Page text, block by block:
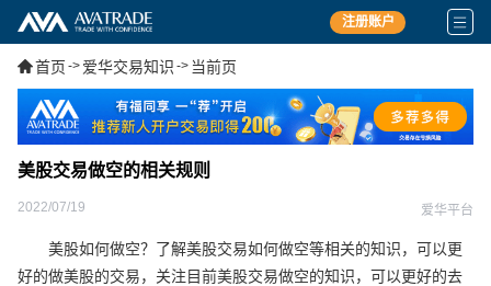
注册账户
首页 -> 爱华交易知识 -> 当前页
美股交易做空的相关规则
2022/07/19 爱华平台
美股如何做空？了解美股交易如何做空等相关的知识，可以更
好的做美股的交易，关注目前美股交易做空的知识，可以更好的去